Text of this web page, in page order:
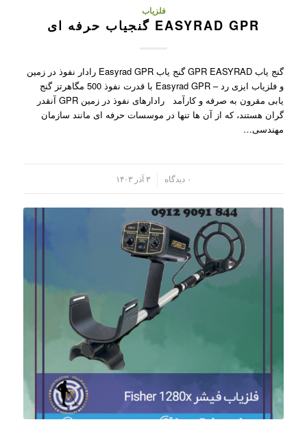
فلزیاب
EASYRAD GPR گنجیاب حرفه ای
گنج یاب GPR EASYRAD گنج یاب Easyrad GPR رادار نفوذ در زمین
و فلزیاب ایزی رد – Easyrad GPR با قدرت نفوذ 500 مگاهرتز گنج
یابی مقرون به صرفه و کارآمد رادارهای نفوذ در زمین GPR آنقدر
گران هستند، که از آن ها تنها در موسسات حرفه ای مانند سازمان
مهندسی…
۰ دیدگاه ۳ آذر ۱۴۰۳